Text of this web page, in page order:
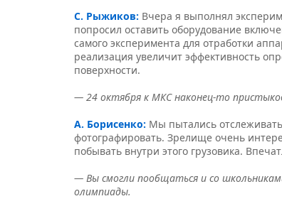
С. Рыжиков: Вчера я выполнял
попросил оставить оборудование
самого эксперимента для отработки
реализация увеличит эффективность
поверхности.
— 24 октября к МКС наконец-то
А. Борисенко: Мы пытались
фотографировать. Зрелище очень
побывать внутри этого грузовика.
— Вы смогли пообщаться и со
олимпиады.